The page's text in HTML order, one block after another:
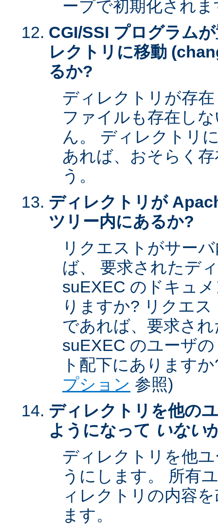
ープで初期化されま
CGI/SSI プログラム
レクトリに移動
るか?
ディレクトリが存
ファイルも存在し
ん。 ディレクトリ
あれば、おそらく
う。
ディレクトリが
ツリー内にあるか?
リクエストがサー
ば、 要求されたデ
suEXEC のドキュ
りますか? リクエ
であれば、要求さ
suEXEC のユーザ
ト配下にあります
プション 参照)
ディレクトリを他の
ようになって いない
ディレクトリを他
うにします。 所有
ィレクトリの内容
ます。